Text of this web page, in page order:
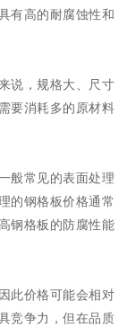
有高的耐腐蚀性和
说，规格大、尺寸
要消耗多的原材料
般常见的表面处理
的钢格板价格通常
钢格板的防腐性能
此价格可能会相对
竞争力，但在品质